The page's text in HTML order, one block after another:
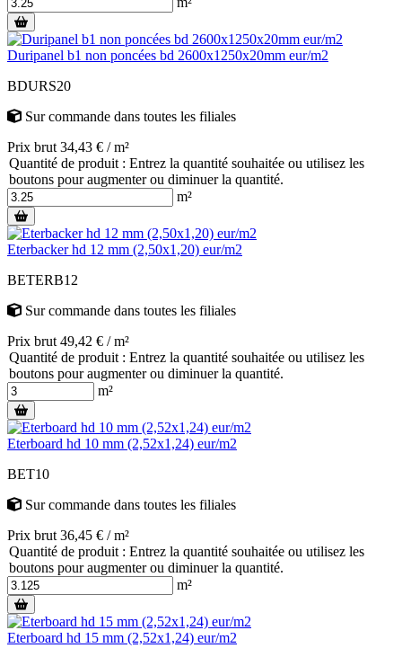
Duripanel b1 non poncées bd 2600x1250x20mm eur/m2
BDURS20
Sur commande dans toutes les filiales
Prix brut 34,43 € / m²
Quantité de produit : Entrez la quantité souhaitée ou utilisez les
boutons pour augmenter ou diminuer la quantité.
m²
Eterbacker hd 12 mm (2,50x1,20) eur/m2
BETERB12
Sur commande dans toutes les filiales
Prix brut 49,42 € / m²
Quantité de produit : Entrez la quantité souhaitée ou utilisez les
boutons pour augmenter ou diminuer la quantité.
m²
Eterboard hd 10 mm (2,52x1,24) eur/m2
BET10
Sur commande dans toutes les filiales
Prix brut 36,45 € / m²
Quantité de produit : Entrez la quantité souhaitée ou utilisez les
boutons pour augmenter ou diminuer la quantité.
m²
Eterboard hd 15 mm (2,52x1,24) eur/m2